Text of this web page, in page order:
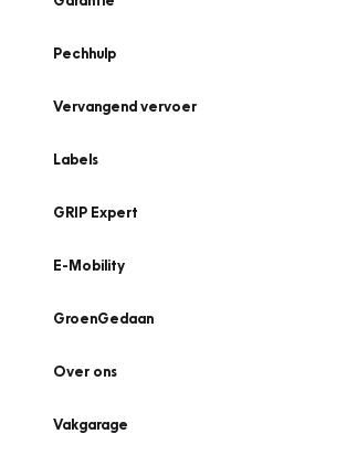
Pechhulp
Vervangend vervoer
Labels
GRIP Expert
E-Mobility
GroenGedaan
Over ons
Vakgarage